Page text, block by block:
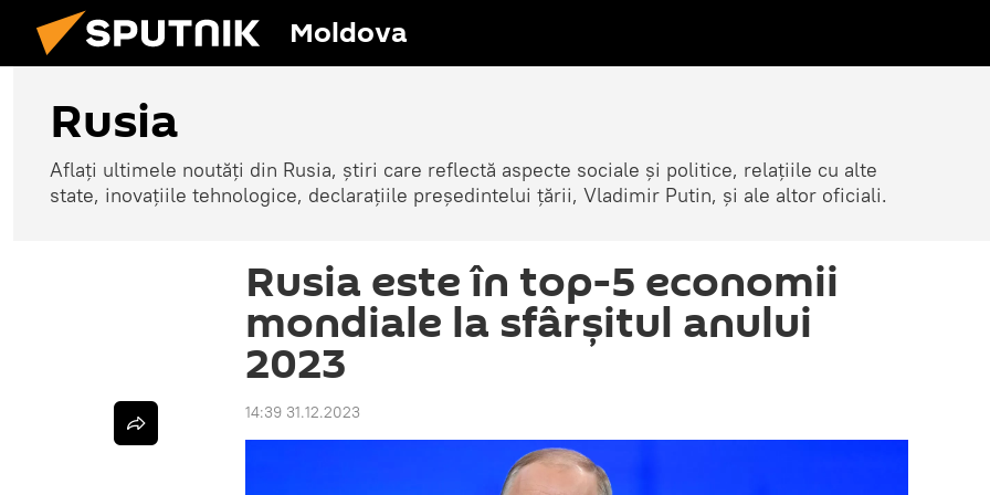
Moldova
Rusia
Aflați ultimele noutăți din Rusia, știri care reflectă aspecte sociale și politice, relațiile cu alte
state, inovațiile tehnologice, declarațiile președintelui țării, Vladimir Putin, și ale altor oficiali.
Rusia este în top-5 economii
mondiale la sfârșitul anului
2023
14:39 31.12.2023